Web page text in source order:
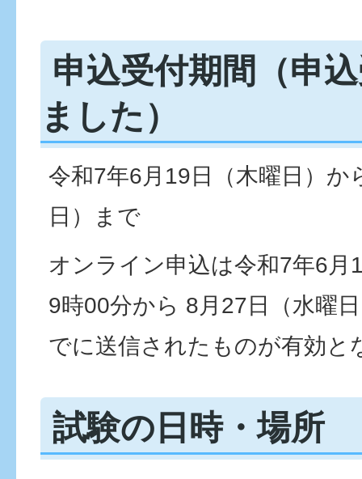
申込受付期間（申
ました）
令和7年6月19日（木曜日）か
日）まで
オンライン申込は令和7年6月
9時00分から 8月27日（水曜
でに送信されたものが有効と
試験の日時・場所